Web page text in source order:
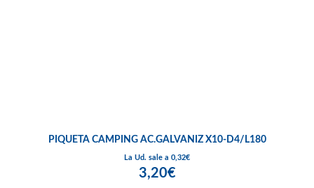
PIQUETA CAMPING AC.GALVANIZ X10-D4/L180
La Ud. sale a 0,32€
3,20€